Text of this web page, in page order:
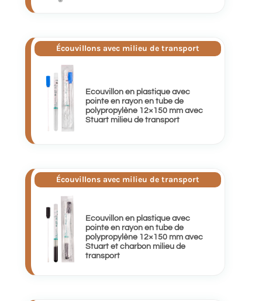
Écouvillons avec milieu de transport
Ecouvillon en plastique avec
pointe en rayon en tube de
polypropylène 12×150 mm avec
Stuart milieu de transport
Écouvillons avec milieu de transport
Ecouvillon en plastique avec
pointe en rayon en tube de
polypropylène 12×150 mm avec
Stuart et charbon milieu de
transport